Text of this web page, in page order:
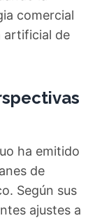
comercial
artificial de
ha emitido
de
Según sus
ajustes a